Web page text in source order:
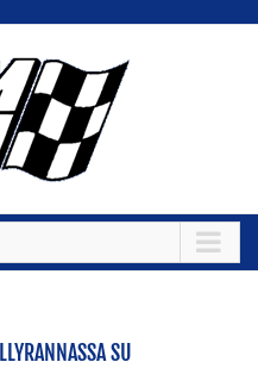
SU